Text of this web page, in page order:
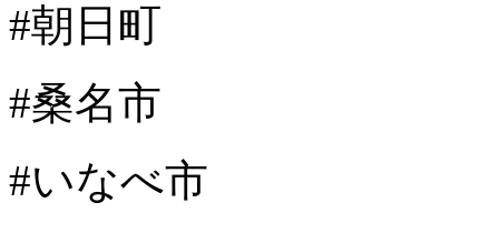
#朝日町
#桑名市
#いなべ市